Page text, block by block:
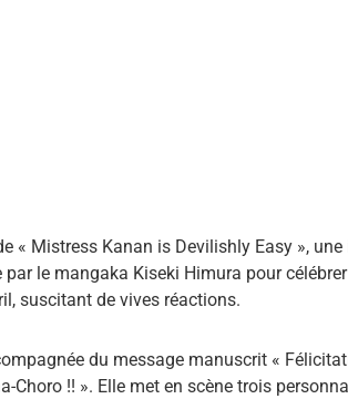
« Mistress Kanan is Devilishly Easy »,
le mangaka Kiseki Himura pour
suscitant de vives réactions.
du message manuscrit «
Choro !! ». Elle met en scène trois